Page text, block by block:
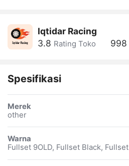
Iqtidar Racing
3.8 Rating Toko 998
Spesifikasi
Merek
other
Warna
Fullset 9OLD, Fullset Black,